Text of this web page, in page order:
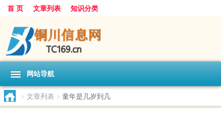
首 页 文章列表 知识分类
网站导航
> 文章列表 > 童年是几岁到几